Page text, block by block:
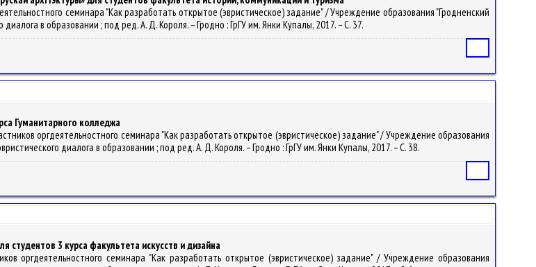
семинара "Как разработать открытое (эвристическое) задание" / Учреждение образования "Гродненский
в образовании ; под ред. А. Д. Короля. – Гродно : ГрГУ им. Янки Купалы, 2017. – С. 37.
Гуманитарного колледжа
оргдеятельностного семинара "Как разработать открытое (эвристическое) задание" / Учреждение образования
диалога в образовании ; под ред. А. Д. Короля. – Гродно : ГрГУ им. Янки Купалы, 2017. – С. 38.
студентов 3 курса факультета искусств и дизайна
оргдеятельностного семинара "Как разработать открытое (эвристическое) задание" / Учреждение образования